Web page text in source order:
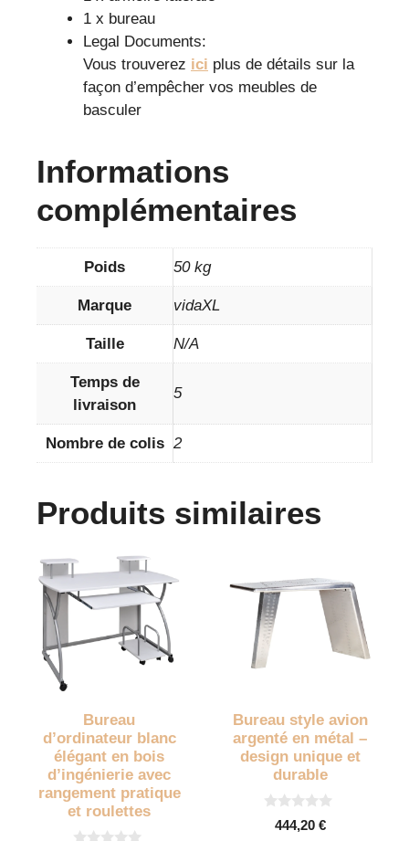
1 x bureau
Legal Documents:
Vous trouverez ici plus de détails sur la
façon d’empêcher vos meubles de
basculer
Informations
complémentaires
Poids 50 kg
Marque vidaXL
Taille N/A
Temps de
livraison
5
Nombre de colis 2
Produits similaires
Bureau
d’ordinateur blanc
élégant en bois
d’ingénierie avec
rangement pratique
et roulettes
Bureau style avion
argenté en métal –
design unique et
durable
s444,20 €